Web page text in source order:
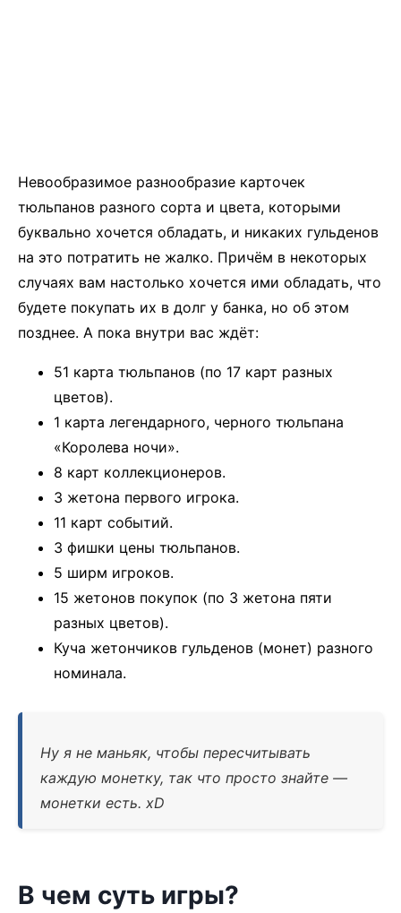
Невообразимое разнообразие карточек
тюльпанов разного сорта и цвета, которыми
буквально хочется обладать, и никаких гульденов
на это потратить не жалко. Причём в некоторых
случаях вам настолько хочется ими обладать, что
будете покупать их в долг у банка, но об этом
позднее. А пока внутри вас ждёт:
51 карта тюльпанов (по 17 карт разных
цветов).
1 карта легендарного, черного тюльпана
«Королева ночи».
8 карт коллекционеров.
3 жетона первого игрока.
11 карт событий.
3 фишки цены тюльпанов.
5 ширм игроков.
15 жетонов покупок (по 3 жетона пяти
разных цветов).
Куча жетончиков гульденов (монет) разного
номинала.
Ну я не маньяк, чтобы пересчитывать
каждую монетку, так что просто знайте —
монетки есть. xD
В чем суть игры?